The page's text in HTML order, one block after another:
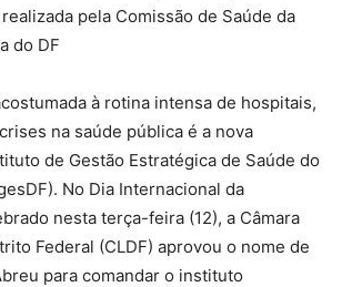
pela Comissão de Saúde da
do DF
à rotina intensa de hospitais,
na saúde pública é a nova
de Gestão Estratégica de Saúde do
No Dia Internacional da
nesta terça-feira (12), a Câmara
Federal (CLDF) aprovou o nome de
para comandar o instituto